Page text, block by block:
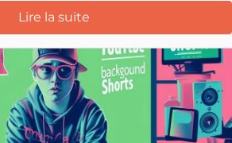
Lire la suite